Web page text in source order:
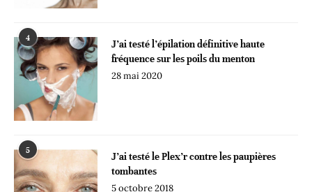
4
J’ai testé l’épilation définitive haute
fréquence sur les poils du menton
28 mai 2020
5
J’ai testé le Plex’r contre les paupières
tombantes
5 octobre 2018